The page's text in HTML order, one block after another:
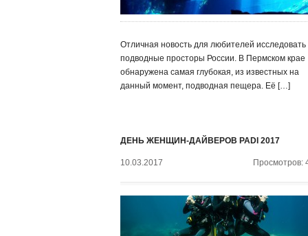
Отличная новость для любителей исследовать
подводные просторы России. В Пермском крае
обнаружена самая глубокая, из известных на
данный момент, подводная пещера. Её […]
ДЕНЬ ЖЕНЩИН-ДАЙВЕРОВ PADI 2017
10.03.2017 Просмотров: